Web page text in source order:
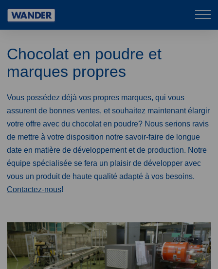
Wander
Chocolat en poudre et
marques propres
Vous possédez déjà vos propres marques, qui vous
assurent de bonnes ventes, et souhaitez maintenant élargir
votre offre avec du chocolat en poudre? Nous serions ravis
de mettre à votre disposition notre savoir-faire de longue
date en matière de développement et de production. Notre
équipe spécialisée se fera un plaisir de développer avec
vous un produit de haute qualité adapté à vos besoins.
Contactez-nous!